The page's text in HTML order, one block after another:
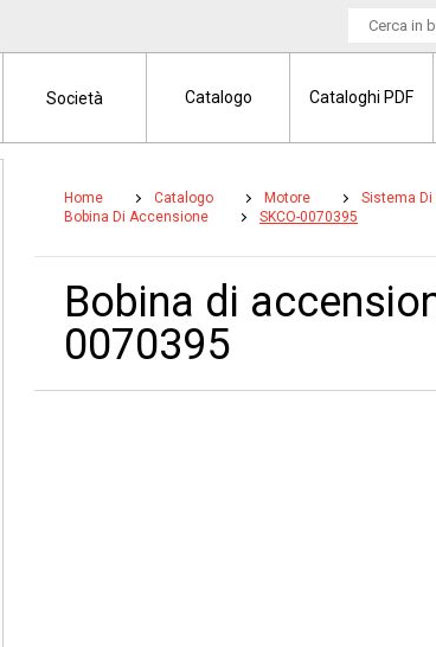
Home Catalogo Motore
Sistema
Bobina Di Accensione
SKCO-0070395
Bobina di
0070395
Società Catalogo Cataloghi PDF